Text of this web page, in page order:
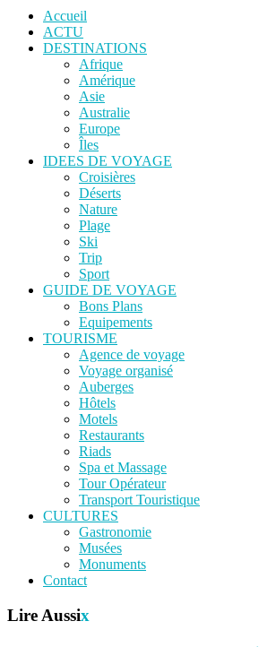
Accueil
ACTU
DESTINATIONS
Afrique
Amérique
Asie
Australie
Europe
Îles
IDEES DE VOYAGE
Croisières
Déserts
Nature
Plage
Ski
Trip
Sport
GUIDE DE VOYAGE
Bons Plans
Equipements
TOURISME
Agence de voyage
Voyage organisé
Auberges
Hôtels
Motels
Restaurants
Riads
Spa et Massage
Tour Opérateur
Transport Touristique
CULTURES
Gastronomie
Musées
Monuments
Contact
Lire Aussix